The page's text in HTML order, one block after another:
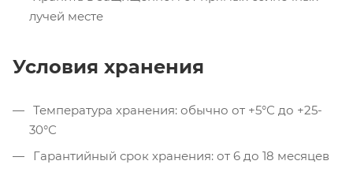
лучей месте
Условия хранения
Температура хранения: обычно от +5°С до +25-
30°С
Гарантийный срок хранения: от 6 до 18 месяцев